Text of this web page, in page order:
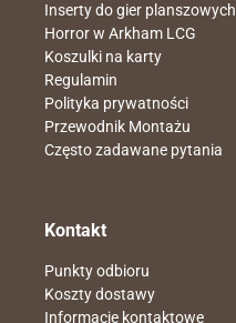
Inserty do gier planszowych
Horror w Arkham LCG
Koszulki na karty
Regulamin
Polityka prywatności
Przewodnik Montażu
Często zadawane pytania
Kontakt
Punkty odbioru
Koszty dostawy
Informacje kontaktowe